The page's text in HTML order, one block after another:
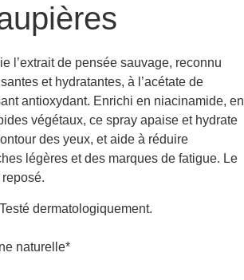
l’extrait de pensée sauvage, reconnu
et hydratantes, à l’acétate de
antioxydant. Enrichi en niacinamide, en
végétaux, ce spray apaise et hydrate
des yeux, et aide à réduire
légères et des marques de fatigue. Le
dermatologiquement.
naturelle*